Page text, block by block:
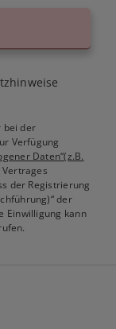
bei der
Verfügung
Daten“(z.B.
Vertrages
der Registrierung
der
Einwilligung kann